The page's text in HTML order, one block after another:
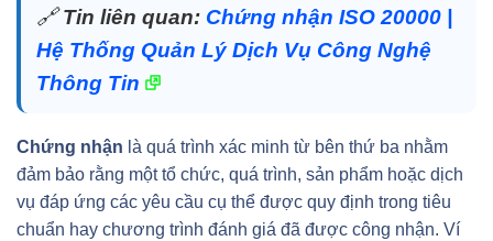
🔗Tin liên quan: Chứng nhận ISO 20000 |
Hệ Thống Quản Lý Dịch Vụ Công Nghệ
Thông Tin
Chứng nhận là quá trình xác minh từ bên thứ ba nhằm
đảm bảo rằng một tổ chức, quá trình, sản phẩm hoặc dịch
vụ đáp ứng các yêu cầu cụ thể được quy định trong tiêu
chuẩn hay chương trình đánh giá đã được công nhận. Ví